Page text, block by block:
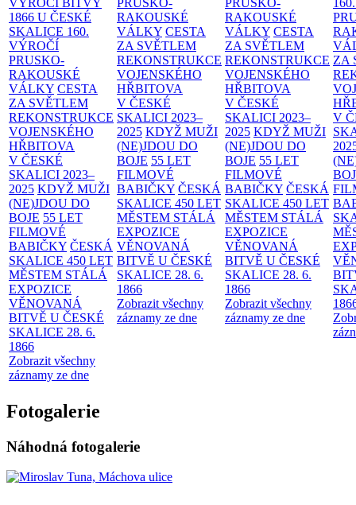
1866 U ČESKÉ
SKALICE 160.
VÝROČÍ
PRUSKO-
RAKOUSKÉ
VÁLKY CESTA
ZA SVĚTLEM
REKONSTRUKCE
VOJENSKÉHO
HŘBITOVA
V ČESKÉ
SKALICI 2023–
2025 KDYŽ MUŽI
(NE)JDOU DO
BOJE 55 LET
FILMOVÉ
BABIČKY ČESKÁ
SKALICE 450 LET
MĚSTEM STÁLÁ
EXPOZICE
VĚNOVANÁ
BITVĚ U ČESKÉ
SKALICE 28. 6.
1866
Zobrazit všechny
záznamy ze dne
RAKOUSKÉ
VÁLKY CESTA
ZA SVĚTLEM
REKONSTRUKCE
VOJENSKÉHO
HŘBITOVA
V ČESKÉ
SKALICI 2023–
2025 KDYŽ MUŽI
(NE)JDOU DO
BOJE 55 LET
FILMOVÉ
BABIČKY ČESKÁ
SKALICE 450 LET
MĚSTEM STÁLÁ
EXPOZICE
VĚNOVANÁ
BITVĚ U ČESKÉ
SKALICE 28. 6.
1866
Zobrazit všechny
záznamy ze dne
RAKOUSKÉ
VÁLKY CESTA
ZA SVĚTLEM
REKONSTRUKCE
VOJENSKÉHO
HŘBITOVA
V ČESKÉ
SKALICI 2023–
2025 KDYŽ MUŽI
(NE)JDOU DO
BOJE 55 LET
FILMOVÉ
BABIČKY ČESKÁ
SKALICE 450 LET
MĚSTEM STÁLÁ
EXPOZICE
VĚNOVANÁ
BITVĚ U ČESKÉ
SKALICE 28. 6.
1866
Zobrazit všechny
záznamy ze dne
ZA
V
Fotogalerie
Náhodná fotogalerie